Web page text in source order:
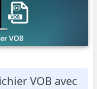
VOB avec